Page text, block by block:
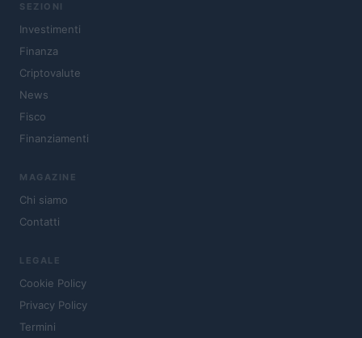
SEZIONI
Investimenti
Finanza
Criptovalute
News
Fisco
Finanziamenti
MAGAZINE
Chi siamo
Contatti
LEGALE
Cookie Policy
Privacy Policy
Termini